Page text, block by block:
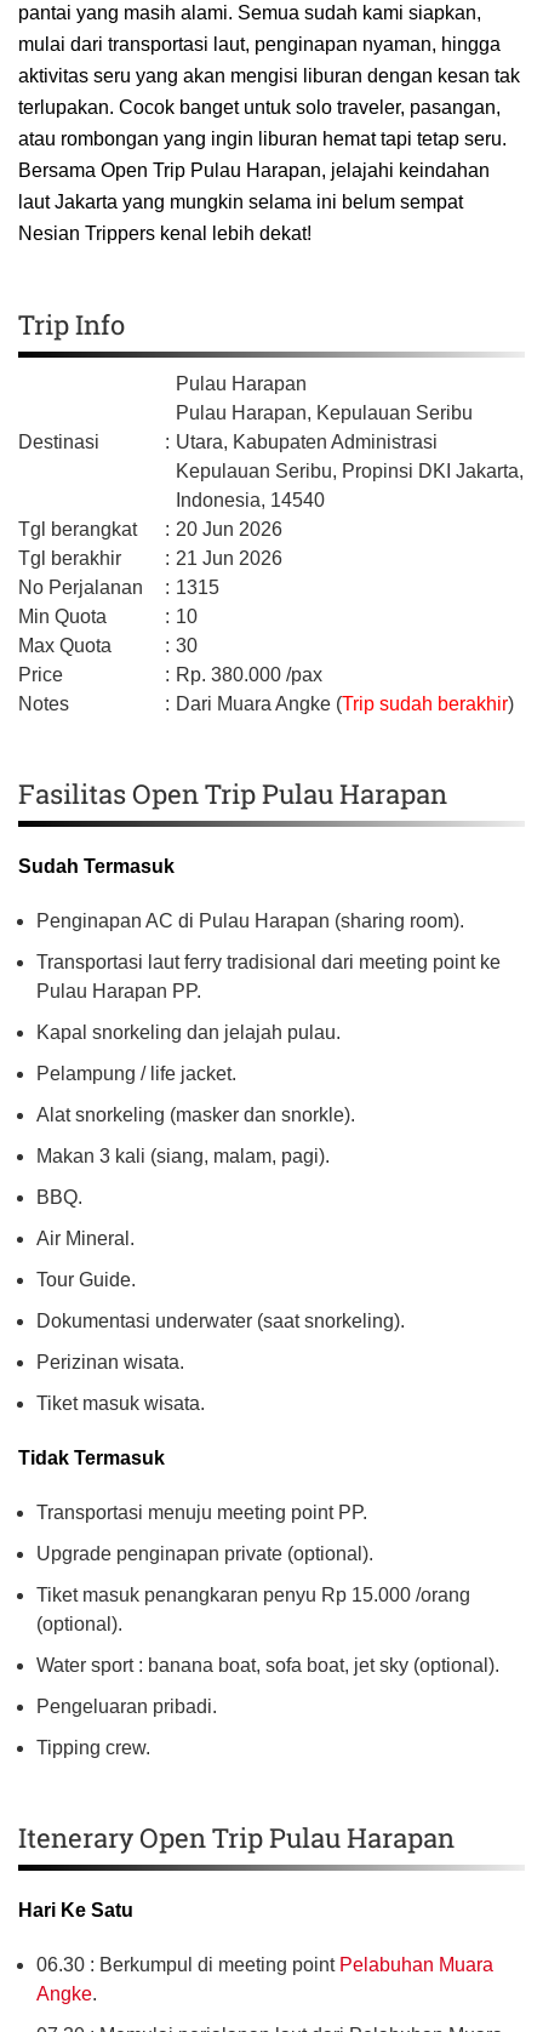
pantai yang masih alami. Semua sudah kami siapkan,
mulai dari transportasi laut, penginapan nyaman, hingga
aktivitas seru yang akan mengisi liburan dengan kesan tak
terlupakan. Cocok banget untuk solo traveler, pasangan,
atau rombongan yang ingin liburan hemat tapi tetap seru.
Bersama Open Trip Pulau Harapan, jelajahi keindahan
laut Jakarta yang mungkin selama ini belum sempat
Nesian Trippers kenal lebih dekat!
Trip Info
Destinasi :
Pulau Harapan
Pulau Harapan, Kepulauan Seribu
Utara, Kabupaten Administrasi
Kepulauan Seribu, Propinsi DKI Jakarta,
Indonesia, 14540
Tgl berangkat
: 20 Jun 2026
Tgl berakhir
: 21 Jun 2026
No Perjalanan
: 1315
Min Quota
: 10
Max Quota
: 30
Price
: Rp. 380.000 /pax
Notes
: Dari Muara Angke (Trip sudah berakhir)
Fasilitas Open Trip Pulau Harapan
Sudah Termasuk
Penginapan AC di Pulau Harapan (sharing room).
Transportasi laut ferry tradisional dari meeting point ke
Pulau Harapan PP.
Kapal snorkeling dan jelajah pulau.
Pelampung / life jacket.
Alat snorkeling (masker dan snorkle).
Makan 3 kali (siang, malam, pagi).
BBQ.
Air Mineral.
Tour Guide.
Dokumentasi underwater (saat snorkeling).
Perizinan wisata.
Tiket masuk wisata.
Tidak Termasuk
Transportasi menuju meeting point PP.
Upgrade penginapan private (optional).
Tiket masuk penangkaran penyu Rp 15.000 /orang
(optional).
Water sport : banana boat, sofa boat, jet sky (optional).
Pengeluaran pribadi.
Tipping crew.
Itenerary Open Trip Pulau Harapan
Hari Ke Satu
06.30 : Berkumpul di meeting point Pelabuhan Muara
Angke.